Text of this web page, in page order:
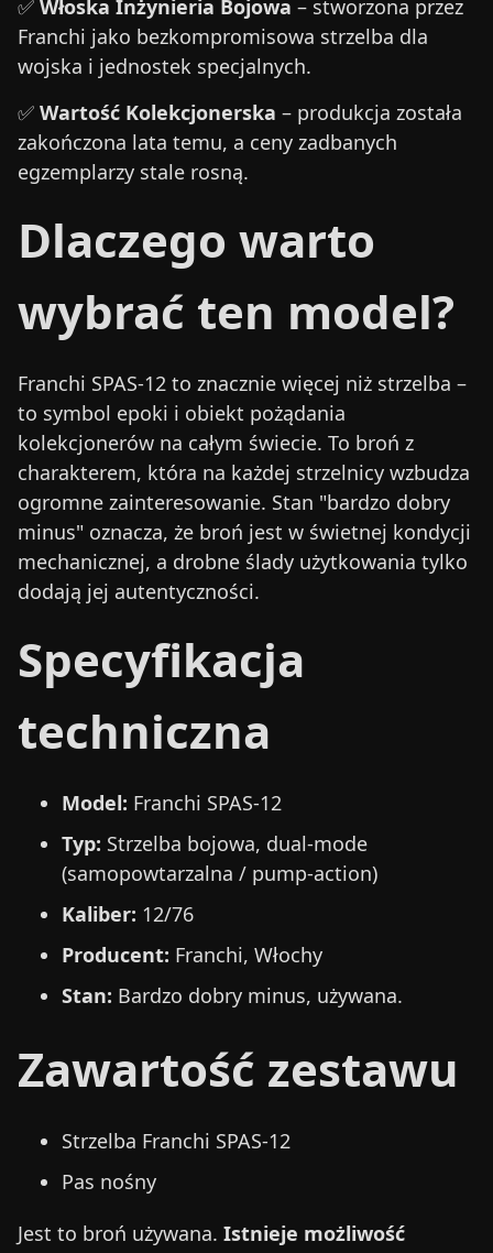
✅ Włoska Inżynieria Bojowa – stworzona przez
Franchi jako bezkompromisowa strzelba dla
wojska i jednostek specjalnych.
✅ Wartość Kolekcjonerska – produkcja została
zakończona lata temu, a ceny zadbanych
egzemplarzy stale rosną.
Dlaczego warto
wybrać ten model?
Franchi SPAS-12 to znacznie więcej niż strzelba –
to symbol epoki i obiekt pożądania
kolekcjonerów na całym świecie. To broń z
charakterem, która na każdej strzelnicy wzbudza
ogromne zainteresowanie. Stan "bardzo dobry
minus" oznacza, że broń jest w świetnej kondycji
mechanicznej, a drobne ślady użytkowania tylko
dodają jej autentyczności.
Specyfikacja
techniczna
Model: Franchi SPAS-12
Typ: Strzelba bojowa, dual-mode
(samopowtarzalna / pump-action)
Kaliber: 12/76
Producent: Franchi, Włochy
Stan: Bardzo dobry minus, używana.
Zawartość zestawu
Strzelba Franchi SPAS-12
Pas nośny
Jest to broń używana. Istnieje możliwość